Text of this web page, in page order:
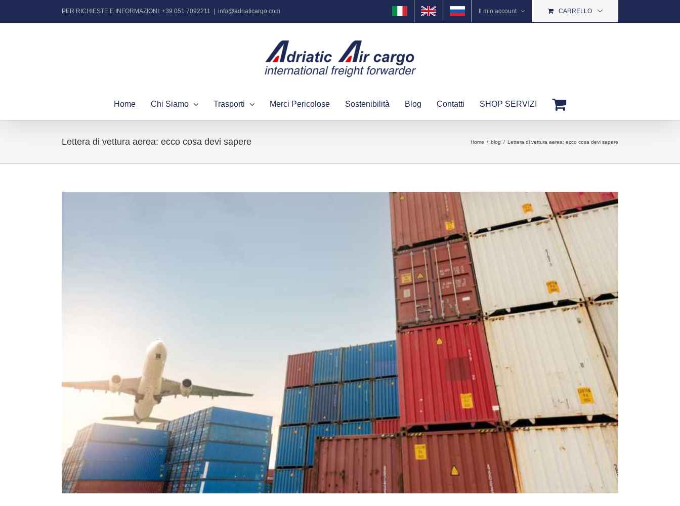
PER RICHIESTE E INFORMAZIONI: +39 051 7092211 info@adriaticargo.com Il mio account CARRELLO
Home Chi Siamo Trasporti Merci Pericolose Sostenibilità Blog Contatti SHOP SERVIZI
Lettera di vettura aerea: ecco cosa devi sapere Home blog Lettera di vettura aerea: ecco cosa devi sapere